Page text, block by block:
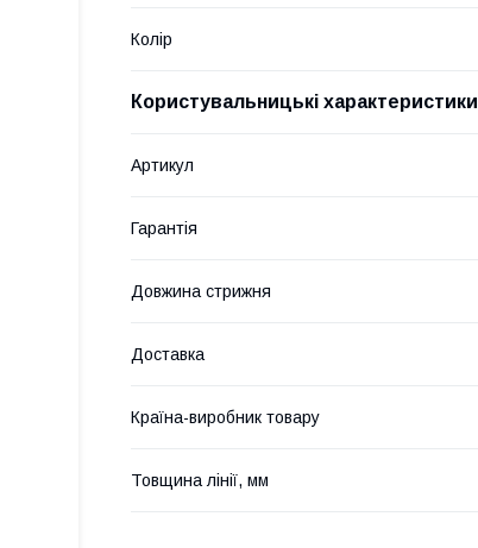
Колір
Користувальницькі характеристики
Артикул
Гарантія
Довжина стрижня
Доставка
Країна-виробник товару
Товщина лінії, мм